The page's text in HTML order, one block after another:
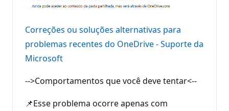
Correções ou soluções alternativas para
problemas recentes do OneDrive - Suporte da
Microsoft
-->Comportamentos que você deve tentar<--
📌Esse problema ocorre apenas com